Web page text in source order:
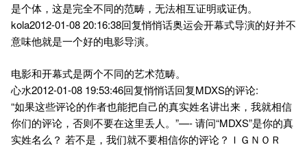
是个体，这是完全不同的范畴，无法相互证明或证伪。
kola2012-01-08 20:16:38回复悄悄话奥运会开幕式导演的好并不
意味他就是一个好的电影导演。
电影和开幕式是两个不同的艺术范畴。
心水2012-01-08 19:53:46回复悄悄话回复MDXS的评论:
“如果这些评论的作者也能把自己的真实姓名讲出来，我就相信
你们的评论，否则不要在这里丢人。”—- 请问“MDXS”是你的真
实姓名么？ 若不是，我们就不要相信你的评论？ＩＧＮＯＲ